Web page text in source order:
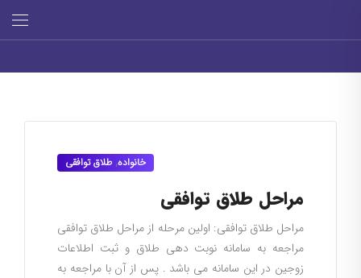
خانواده, طلاق توافقی
مراحل طلاق توافقی
مراحل طلاق توافقی: اولین مرحله از مراحل طلاق توافقی
مراجعه به سامانه نوبت دهی طلاق و ثبت اطلاعات
زوجین در این سامانه می باشد . پس از آن با مراجعه به